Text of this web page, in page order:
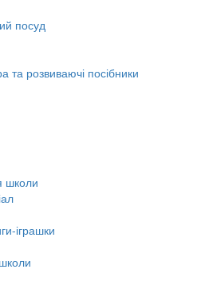
посуд
та розвиваючі посібники
школи
іграшки